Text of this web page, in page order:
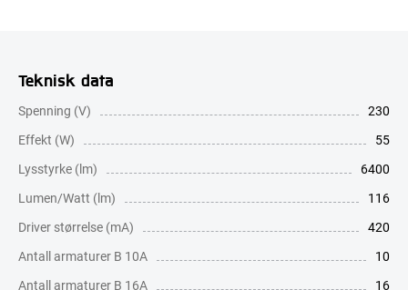
Teknisk data
Spenning (V)
230
Effekt (W)
55
Lysstyrke (lm)
6400
Lumen/Watt (lm)
116
Driver størrelse (mA)
420
Antall armaturer B 10A
10
Antall armaturer B 16A
16